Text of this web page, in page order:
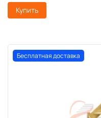
Купить
Бесплатная доставка